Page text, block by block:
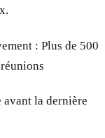
: Plus de 500
avant la dernière